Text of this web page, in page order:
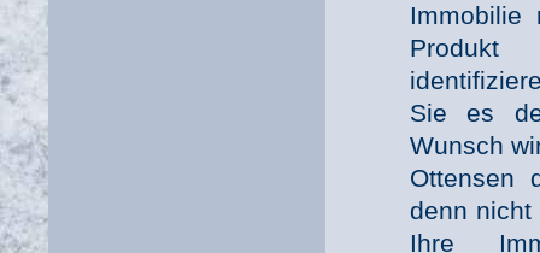
Produkt
Sie es
Wunsch
Ottensen
denn nicht
Ihre